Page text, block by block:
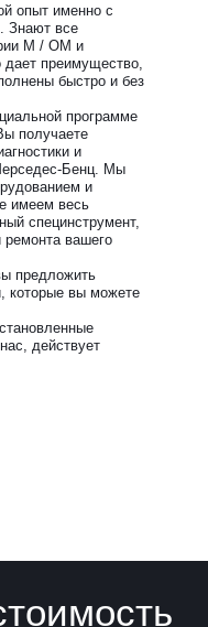
опыт именно с
Знают все
М / ОМ и
преимущество,
быстро и без
программе
получаете
и
Бенц. Мы
и
имеем весь
специнструмент,
вашего
предложить
которые вы можете
действует